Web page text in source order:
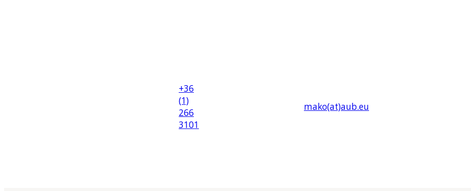
+36
(1)
266
3101
mako(at)aub.eu